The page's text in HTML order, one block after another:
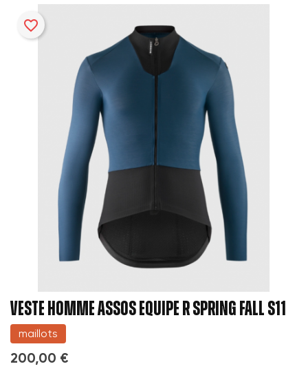
VESTE HOMME ASSOS EQUIPE R SPRING FALL S11
maillots
200,00 €
favorite_border